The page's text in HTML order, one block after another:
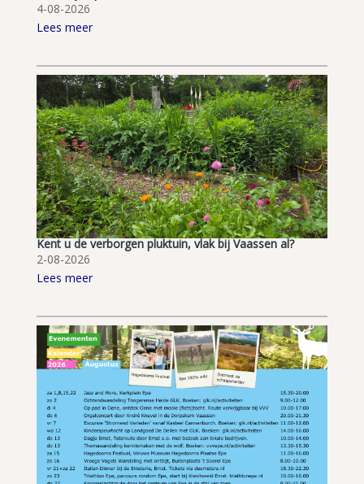
4-08-2026
Lees meer
Kent u de verborgen pluktuin, vlak bij Vaassen al?
2-08-2026
Lees meer